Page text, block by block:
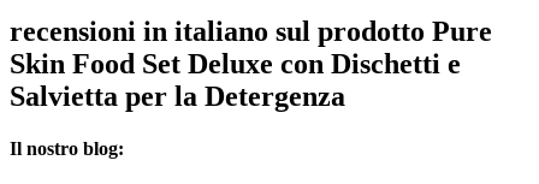
recensioni in italiano sul prodotto Pure
Skin Food Set Deluxe con Dischetti e
Salvietta per la Detergenza
Il nostro blog: